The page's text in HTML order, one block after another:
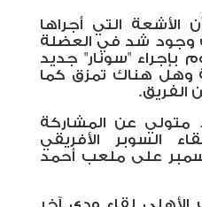
الأشعة التي أجراها
وجود شد في العضلة
بإجراء "سونار" جديد
وهل هناك تمزق كما
الفريق.
متولي عن المشاركة
السوبر الأفريقي
يوم 22 ديسمبر على ملعب أحمد